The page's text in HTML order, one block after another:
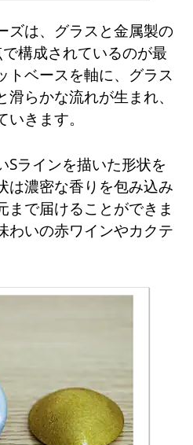
ズは、グラスと金属製の
構成されているのが最
トベースを軸に、グラス
らかな流れが生まれ、
きます。
Sラインを描いた形状を
は濃密な香りを包み込み
まで届けることができま
わいの赤ワインやカクテ